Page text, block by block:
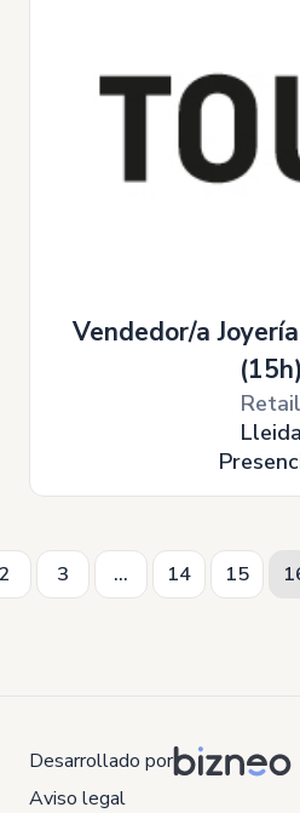
Vendedor/a
(15h)
Retail
Lleida
2 3 ... 14 15
Desarrollado por
Aviso legal